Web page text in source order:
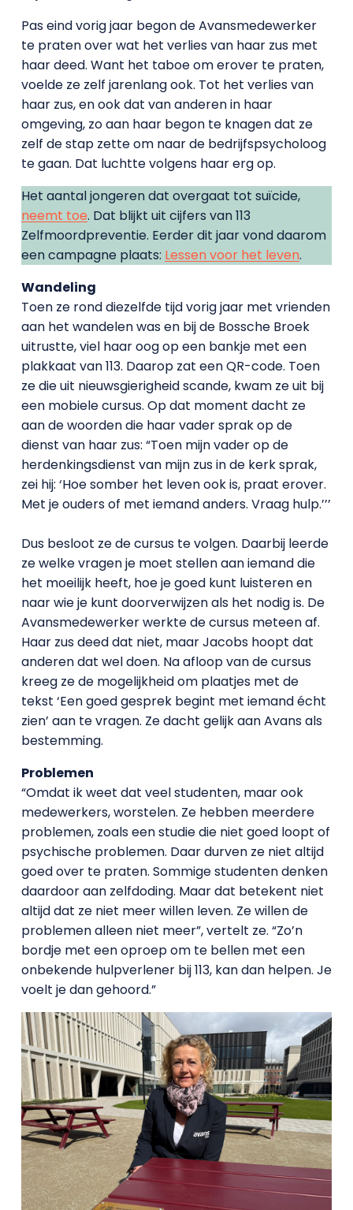
Pas eind vorig jaar begon de Avansmedewerker
te praten over wat het verlies van haar zus met
haar deed. Want het taboe om erover te praten,
voelde ze zelf jarenlang ook. Tot het verlies van
haar zus, en ook dat van anderen in haar
omgeving, zo aan haar begon te knagen dat ze
zelf de stap zette om naar de bedrijfspsycholoog
te gaan. Dat luchtte volgens haar erg op.
Het aantal jongeren dat overgaat tot suïcide,
neemt toe. Dat blijkt uit cijfers van 113
Zelfmoordpreventie. Eerder dit jaar vond daarom
een campagne plaats: Lessen voor het leven.
Wandeling
Toen ze rond diezelfde tijd vorig jaar met vrienden
aan het wandelen was en bij de Bossche Broek
uitrustte, viel haar oog op een bankje met een
plakkaat van 113. Daarop zat een QR-code. Toen
ze die uit nieuwsgierigheid scande, kwam ze uit bij
een mobiele cursus. Op dat moment dacht ze
aan de woorden die haar vader sprak op de
dienst van haar zus: “Toen mijn vader op de
herdenkingsdienst van mijn zus in de kerk sprak,
zei hij: ‘Hoe somber het leven ook is, praat erover.
Met je ouders of met iemand anders. Vraag hulp.’’’
Dus besloot ze de cursus te volgen. Daarbij leerde
ze welke vragen je moet stellen aan iemand die
het moeilijk heeft, hoe je goed kunt luisteren en
naar wie je kunt doorverwijzen als het nodig is. De
Avansmedewerker werkte de cursus meteen af.
Haar zus deed dat niet, maar Jacobs hoopt dat
anderen dat wel doen. Na afloop van de cursus
kreeg ze de mogelijkheid om plaatjes met de
tekst ‘Een goed gesprek begint met iemand écht
zien’ aan te vragen. Ze dacht gelijk aan Avans als
bestemming.
Problemen
“Omdat ik weet dat veel studenten, maar ook
medewerkers, worstelen. Ze hebben meerdere
problemen, zoals een studie die niet goed loopt of
psychische problemen. Daar durven ze niet altijd
goed over te praten. Sommige studenten denken
daardoor aan zelfdoding. Maar dat betekent niet
altijd dat ze niet meer willen leven. Ze willen de
problemen alleen niet meer”, vertelt ze. “Zo’n
bordje met een oproep om te bellen met een
onbekende hulpverlener bij 113, kan dan helpen. Je
voelt je dan gehoord.”